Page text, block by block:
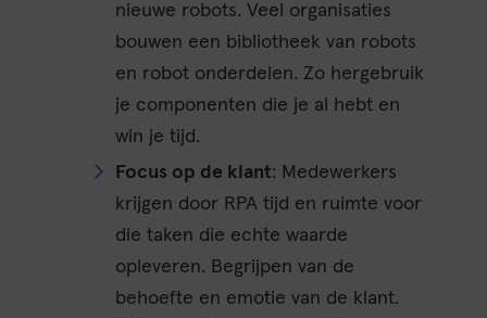
nieuwe robots. Veel organisaties
bouwen een bibliotheek van robots
en robot onderdelen. Zo hergebruik
je componenten die je al hebt en
win je tijd.
Focus op de klant: Medewerkers
krijgen door RPA tijd en ruimte voor
die taken die echte waarde
opleveren. Begrijpen van de
behoefte en emotie van de klant.